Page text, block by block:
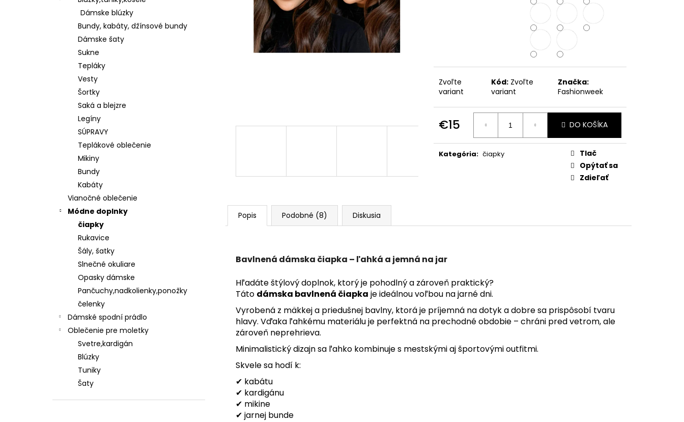
Dámske blúzky
Bundy, kabáty, džínsové bundy
Dámske šaty
Sukne
Tepláky
Vesty
Šortky
Saká a blejzre
Legíny
SÚPRAVY
Teplákové oblečenie
Mikiny
Bundy
Kabáty
Vianočné oblečenie
Módne doplnky
čiapky
Rukavice
Šály, šatky
Slnečné okuliare
Opasky dámske
Pančuchy,nadkolienky,ponožky
čelenky
Dámské spodní prádlo
Oblečenie pre moletky
Svetre,kardigán
Blúzky
Tuniky
Šaty
Zvoľte
variant
Kód: Zvoľte
variant
Značka:
Fashionweek
€15
Jednotková
cena:
DO KOŠÍKA
Kategória: čiapky
Tlač
Opýtať sa
Zdieľať
Popis Podobné (8) Diskusia
Bavlnená dámska čiapka – ľahká a jemná na jar
Hľadáte štýlový doplnok, ktorý je pohodlný a zároveň praktický?
Táto dámska bavlnená čiapka je ideálnou voľbou na jarné dni.
Vyrobená z mäkkej a priedušnej bavlny, ktorá je príjemná na dotyk a dobre sa prispôsobí tvaru
hlavy. Vďaka ľahkému materiálu je perfektná na prechodné obdobie – chráni pred vetrom, ale
zároveň neprehrieva.
Minimalistický dizajn sa ľahko kombinuje s mestskými aj športovými outfitmi.
Skvele sa hodí k:
✔ kabátu
✔ kardigánu
✔ mikine
✔ jarnej bunde
KOŠEĽOVÁ BLÚZKA Z ĽAHKEJ A
PRÍJEMNEJ BAVLNY K65622
TALIANSKA POHODLNÁ TEPLÁKOVÁ
SÚPRAVA K6171G
PREŠÍVANÁ, ASYMETRICKÁ BUNDA S
KAPUCŇOU IT-RAMOSA
€55
Pôvodne: